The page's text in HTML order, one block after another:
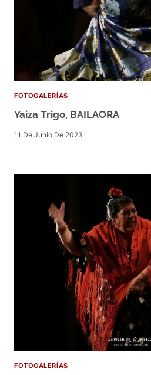
FOTOGALERÍAS
Yaiza Trigo, BAILAORA
11 De Junio De 2023
FOTOGALERÍAS